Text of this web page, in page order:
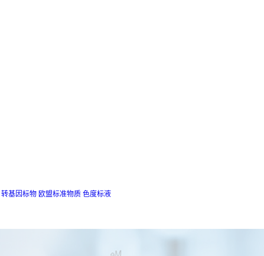
转基因标物 欧盟标准物质 色度标液